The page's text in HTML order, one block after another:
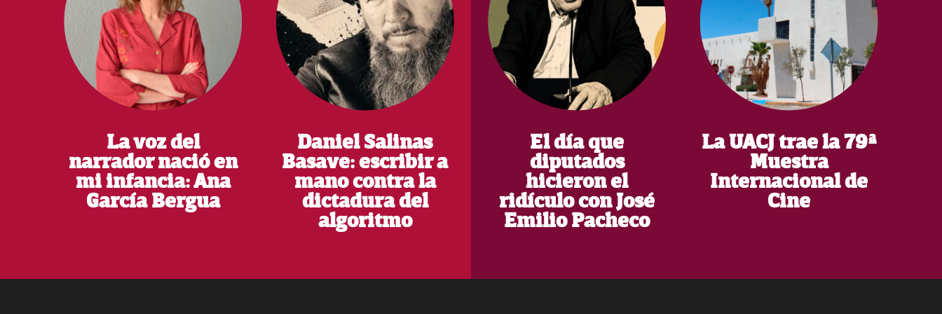
La voz del
narrador nació en
mi infancia: Ana
García Bergua
Daniel Salinas
Basave: escribir a
mano contra la
dictadura del
algoritmo
El día que
diputados
hicieron el
ridículo con José
Emilio Pacheco
La UACJ trae la 79ª
Muestra
Internacional de
Cine